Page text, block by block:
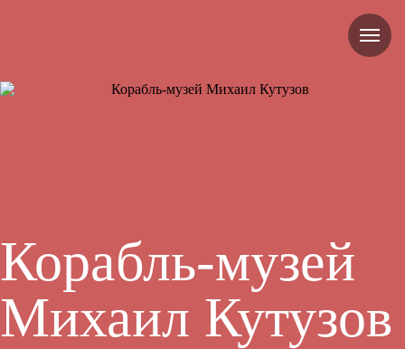
Корабль-музей
Михаил Кутузов